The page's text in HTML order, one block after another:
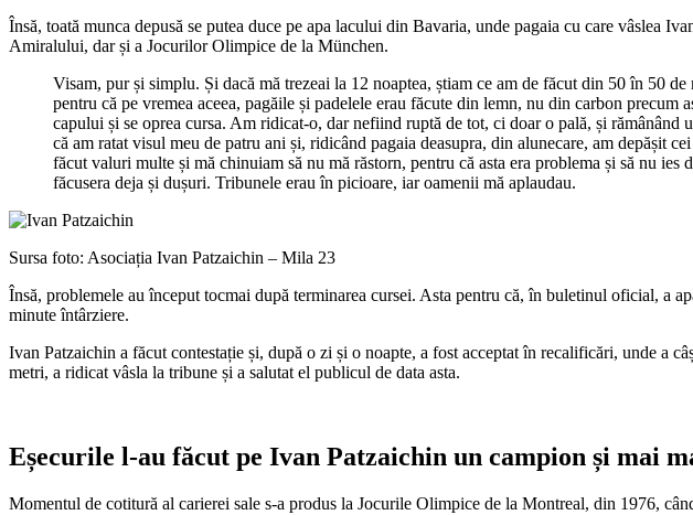
Însă, toată munca depusă se putea duce pe apa lacului din Bavaria, unde pagaia cu care vâslea
Amiralului, dar și a Jocurilor Olimpice de la München.
Visam, pur și simplu. Și dacă mă trezeai la 12 noaptea, știam ce am de făcut din 50 în 50
pentru că pe vremea aceea, pagăile și padelele erau făcute din lemn, nu din carbon
capului și se oprea cursa. Am ridicat-o, dar nefiind ruptă de tot, ci doar o pală, și
că am ratat visul meu de patru ani și, ridicând pagaia deasupra, din alunecare, am depășit
făcut valuri multe și mă chinuiam să nu mă răstorn, pentru că asta era problema și să nu
făcusera deja și dușuri. Tribunele erau în picioare, iar oamenii mă aplaudau.
Sursa foto: Asociația Ivan Patzaichin – Mila 23
Însă, problemele au început tocmai după terminarea cursei. Asta pentru că, în buletinul oficial, a
minute întârziere.
Ivan Patzaichin a făcut contestație și, după o zi și o noapte, a fost acceptat în recalificări, unde a
metri, a ridicat vâsla la tribune și a salutat el publicul de data asta.
Eșecurile l-au făcut pe Ivan Patzaichin un campion și mai
Momentul de cotitură al carierei sale s-a produs la Jocurile Olimpice de la Montreal, din 1976,